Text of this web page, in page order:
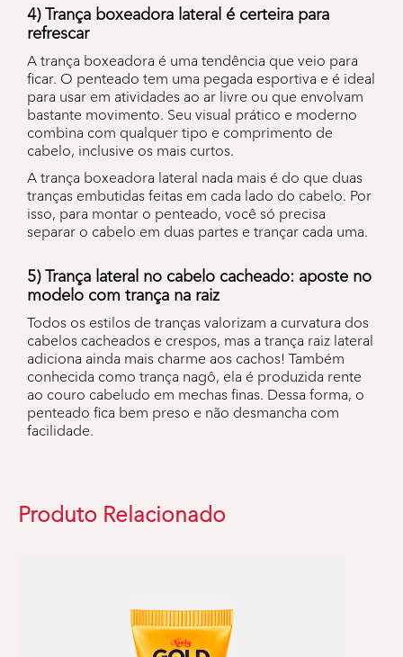
4) Trança boxeadora lateral é certeira para
refrescar
A trança boxeadora é uma tendência que veio para
ficar. O penteado tem uma pegada esportiva e é ideal
para usar em atividades ao ar livre ou que envolvam
bastante movimento. Seu visual prático e moderno
combina com qualquer tipo e comprimento de
cabelo, inclusive os mais curtos.
A trança boxeadora lateral nada mais é do que duas
tranças embutidas feitas em cada lado do cabelo. Por
isso, para montar o penteado, você só precisa
separar o cabelo em duas partes e trançar cada uma.
5) Trança lateral no cabelo cacheado: aposte no
modelo com trança na raiz
Todos os estilos de tranças valorizam a curvatura dos
cabelos cacheados e crespos, mas a trança raiz lateral
adiciona ainda mais charme aos cachos! Também
conhecida como trança nagô, ela é produzida rente
ao couro cabeludo em mechas finas. Dessa forma, o
penteado fica bem preso e não desmancha com
facilidade.
Produto Relacionado